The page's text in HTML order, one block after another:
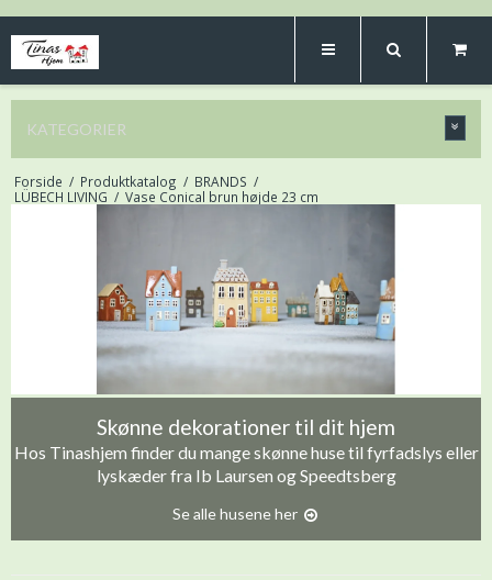
KATEGORIER
Forside / Produktkatalog / BRANDS /
LÜBECH LIVING / Vase Conical brun højde 23 cm
Skønne dekorationer til dit hjem
Hos Tinashjem finder du mange skønne huse til fyrfadslys eller
lyskæder fra Ib Laursen og Speedtsberg
Se alle husene her